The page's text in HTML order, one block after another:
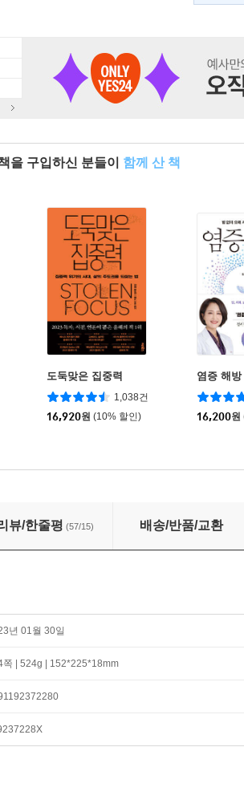
을 구입하신 분들이 함께 산 책
도둑맞은 집중력
1,038건
16,920원 (10% 할인)
염증 해방
16,200원
뷰/한줄평 (57/15) 배송/반품/교환
년 01월 30일
쪽 | 524g | 152*225*18mm